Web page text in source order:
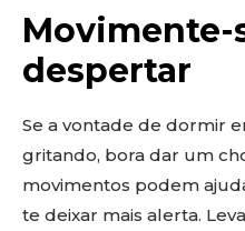
Movimente-
despertar
Se a vontade de dormir
gritando, bora dar um
movimentos podem
te deixar mais alerta.